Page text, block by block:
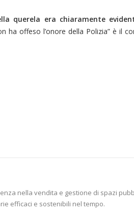
querela era chiaramente
ha offeso l’onore della Polizia” è il
nella vendita e gestione di spazi
efficaci e sostenibili nel tempo.